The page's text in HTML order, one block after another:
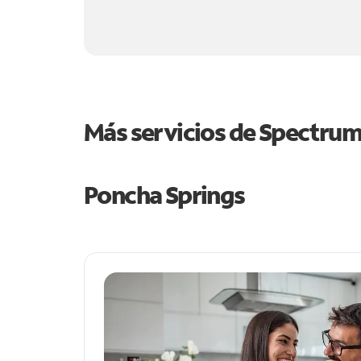
Más servicios de
Poncha Springs